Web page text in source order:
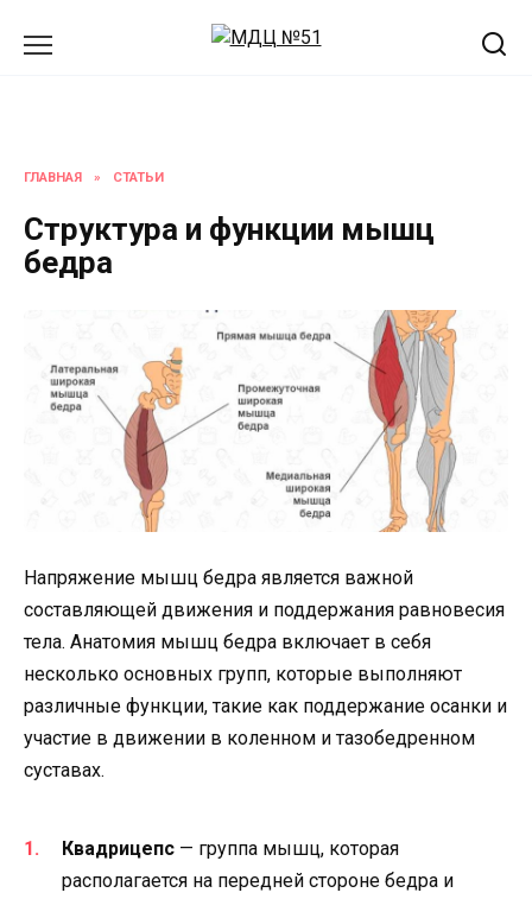
ГЛАВНАЯ » СТАТЬИ
Структура и функции мышц
бедра
Напряжение мышц бедра является важной
составляющей движения и поддержания равновесия
тела. Анатомия мышц бедра включает в себя
несколько основных групп, которые выполняют
различные функции, такие как поддержание осанки и
участие в движении в коленном и тазобедренном
суставах.
Квадрицепс — группа мышц, которая
располагается на передней стороне бедра и